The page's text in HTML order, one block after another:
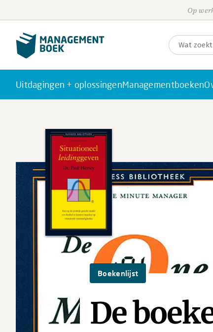
Op
Uitdagingen + oplossingenManagementboeken
Boekenlijst
De